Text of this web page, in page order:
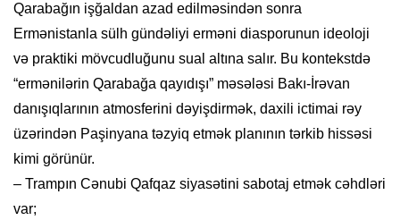
Qarabağın işğaldan azad edilməsindən sonra
Ermənistanla sülh gündəliyi erməni diasporunun ideoloji
və praktiki mövcudluğunu sual altına salır. Bu kontekstdə
“ermənilərin Qarabağa qayıdışı” məsələsi Bakı-İrəvan
danışıqlarının atmosferini dəyişdirmək, daxili ictimai rəy
üzərindən Paşinyana təzyiq etmək planının tərkib hissəsi
kimi görünür.
– Trampın Cənubi Qafqaz siyasətini sabotaj etmək cəhdləri
var;